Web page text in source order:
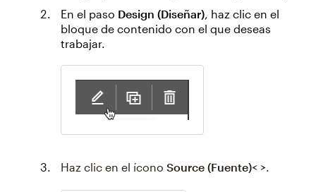
En el paso Design (Diseñar), haz clic en el
bloque de contenido con el que deseas
trabajar.
Haz clic en el ícono Source (Fuente)< >.